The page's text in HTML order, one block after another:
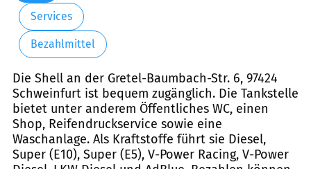
Services
Bezahlmittel
Die Shell an der Gretel-Baumbach-Str. 6, 97424
Schweinfurt ist bequem zugänglich. Die Tankstelle
bietet unter anderem Öffentliches WC, einen
Shop, Reifendruckservice sowie eine
Waschanlage. Als Kraftstoffe führt sie Diesel,
Super (E10), Super (E5), V-Power Racing, V-Power